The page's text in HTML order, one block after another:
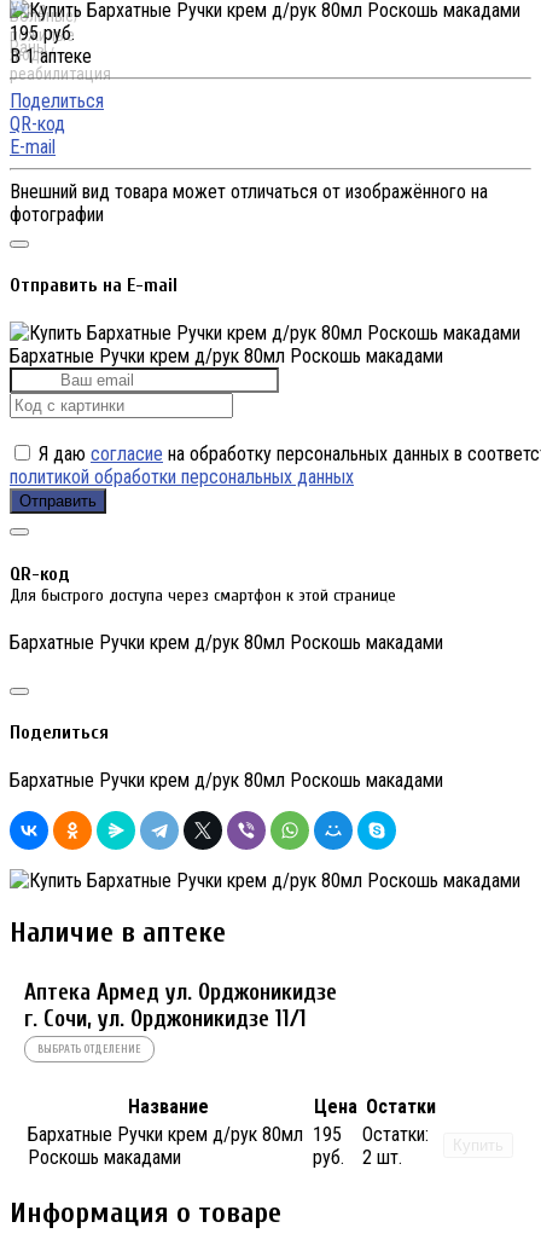
195 руб.
В 1 аптеке
Поделиться
QR-код
E-mail
Внешний вид товара может отличаться от изображённого на
фотографии
Отправить на E-mail
Бархатные Ручки крем д/рук 80мл Роскошь макадами
Я даю согласие на обработку персональных данных в
политикой обработки персональных данных
Отправить
QR-код
Для быстрого доступа через смартфон к этой странице
Бархатные Ручки крем д/рук 80мл Роскошь макадами
Поделиться
Бархатные Ручки крем д/рук 80мл Роскошь макадами
Наличие в аптеке
Аптека Армед ул. Орджоникидзе
г. Сочи, ул. Орджоникидзе 11/1
ВЫБРАТЬ ОТДЕЛЕНИЕ
Название Цена Остатки
Бархатные Ручки крем д/рук 80мл
Роскошь макадами
195
руб.
Остатки:
2 шт.
Купить
Информация о товаре